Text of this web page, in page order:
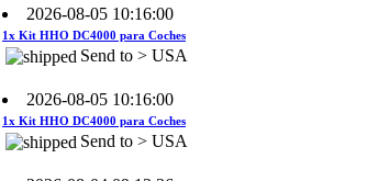
Send to > USA
2026-08-05 10:16:00
Send to > USA
2026-08-04 09:13:36